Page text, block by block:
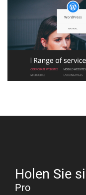
Holen Sie
Pro